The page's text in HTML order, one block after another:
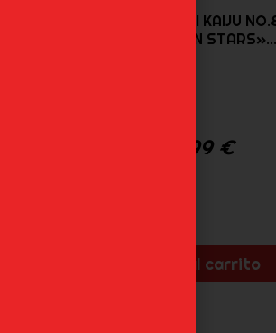
GEN NARUMI KAIJU
«VIBRATION STARS»...
45,99 €
Añadir al carrito